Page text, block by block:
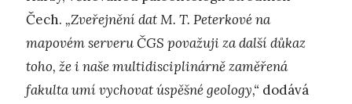
Čech. „Zveřejnění dat M. T. Peterkové na
mapovém serveru ČGS považuji za další důkaz
toho, že i naše multidisciplinárně zaměřená
fakulta umí vychovat úspěšné geology,“ dodává